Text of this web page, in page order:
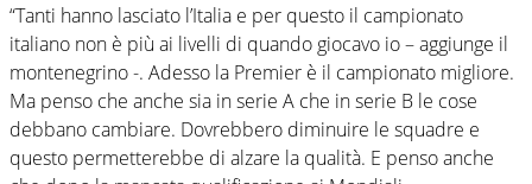
“Tanti hanno lasciato l’Italia e per questo il campionato
italiano non è più ai livelli di quando giocavo io – aggiunge il
montenegrino -. Adesso la Premier è il campionato migliore.
Ma penso che anche sia in serie A che in serie B le cose
debbano cambiare. Dovrebbero diminuire le squadre e
questo permetterebbe di alzare la qualità. E penso anche